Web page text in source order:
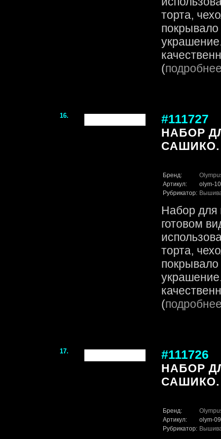
торта,
(
16. #111727
НАБОР
САШИКО.
Бренд:
Артикул:
olym-10
Рубрикатор:
Набор
готовом
торта,
(
17. #111726
НАБОР
САШИКО.
Бренд:
Артикул:
olym-09
Рубрикатор: